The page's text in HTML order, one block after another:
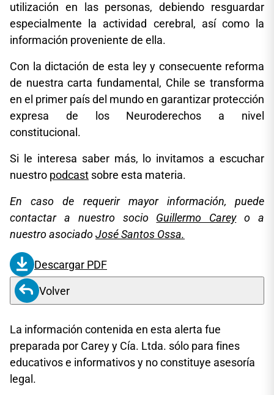
utilización en las personas, debiendo resguardar
especialmente la actividad cerebral, así como la
información proveniente de ella.
Con la dictación de esta ley y consecuente reforma
de nuestra carta fundamental, Chile se transforma
en el primer país del mundo en garantizar protección
expresa de los Neuroderechos a nivel
constitucional.
Si le interesa saber más, lo invitamos a escuchar
nuestro podcast sobre esta materia.
En caso de requerir mayor información, puede
contactar a nuestro socio Guillermo Careyo a
nuestro asociadoJosé Santos Ossa.
Descargar PDF
Volver
La información contenida en esta alerta fue
preparada por Carey y Cía. Ltda. sólo para fines
educativos e informativos y no constituye asesoría
legal.